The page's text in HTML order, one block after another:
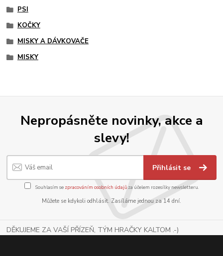
PSI
KOČKY
MISKY A DÁVKOVAČE
MISKY
Nepropásněte novinky, akce a
slevy!
Přihlásit se
Souhlasím se zpracováním osobních údajůza účelem rozesílky newsletteru.
Můžete se kdykoli odhlásit. Zasíláme jednou za 14 dní.
DĚKUJEME ZA VAŠÍ PŘÍZEŇ, TÝM HRAČKY KALTOM .-)